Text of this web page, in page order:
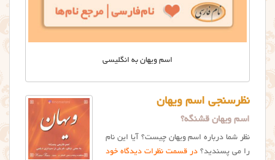
اسم ویهان به انگلیسی
نظرسنجی اسم ویهان
اسم ویهان قشنگه؟
نظر شما درباره اسم ویهان چیست؟ آیا این نام
را می پسندید؟ در قسمت نظرات دیدگاه خود